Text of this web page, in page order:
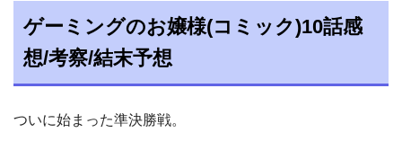
ゲーミングのお嬢様(コミック)10話感
想/考察/結末予想
ついに始まった準決勝戦。